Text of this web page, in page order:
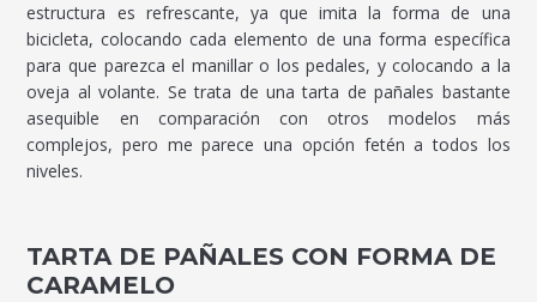
estructura es refrescante, ya que imita la forma de una
bicicleta, colocando cada elemento de una forma específica
para que parezca el manillar o los pedales, y colocando a la
oveja al volante. Se trata de una tarta de pañales bastante
asequible en comparación con otros modelos más
complejos, pero me parece una opción fetén a todos los
niveles.
TARTA DE PAÑALES CON FORMA DE
CARAMELO